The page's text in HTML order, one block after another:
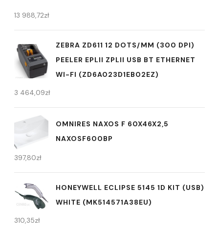
13 988,72zł
ZEBRA ZD611 12 DOTS/MM (300 DPI)
PEELER EPLII ZPLII USB BT ETHERNET
WI-FI (ZD6A023D1EB02EZ)
3 464,09zł
OMNIRES NAXOS F 60X46X2,5
NAXOSF600BP
397,80zł
HONEYWELL ECLIPSE 5145 1D KIT (USB)
WHITE (MK514571A38EU)
310,35zł